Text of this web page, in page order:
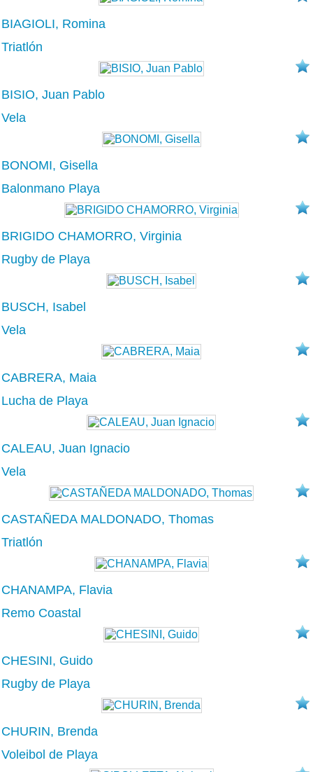
BIAGIOLI, Romina
Triatlón
BISIO, Juan Pablo
Vela
BONOMI, Gisella
Balonmano Playa
BRIGIDO CHAMORRO, Virginia
Rugby de Playa
BUSCH, Isabel
Vela
CABRERA, Maia
Lucha de Playa
CALEAU, Juan Ignacio
Vela
CASTAÑEDA MALDONADO, Thomas
Triatlón
CHANAMPA, Flavia
Remo Coastal
CHESINI, Guido
Rugby de Playa
CHURIN, Brenda
Voleibol de Playa